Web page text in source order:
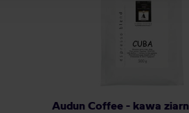
Audun Coffee - kawa